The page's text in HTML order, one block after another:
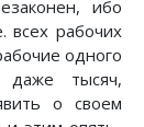
ибо
всех рабочих
одного
даже тысяч,
о своем